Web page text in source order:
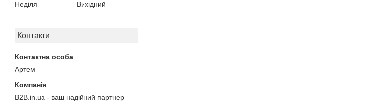
Неділя
Вихідний
Контакти
Артем
B2B.in.ua - ваш надійний партнер